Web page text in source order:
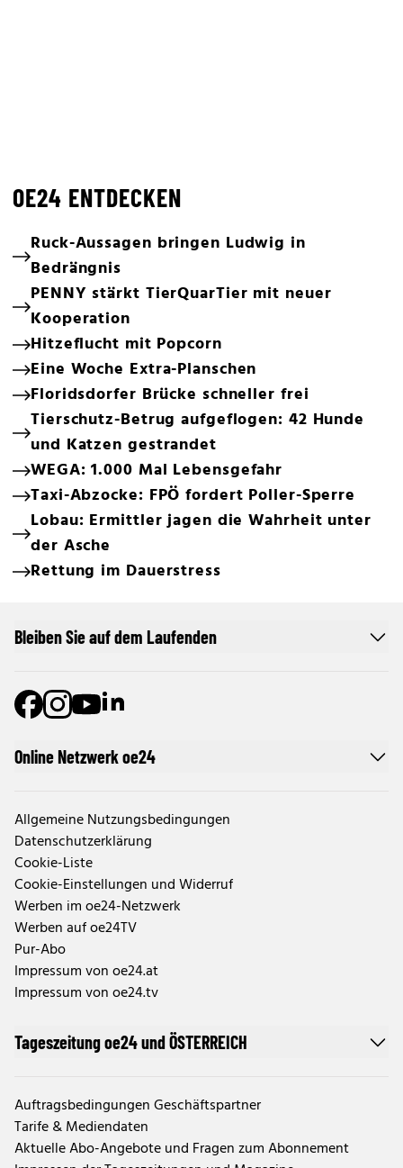
OE24 ENTDECKEN
Ruck-Aussagen bringen Ludwig in
Bedrängnis
PENNY stärkt TierQuarTier mit neuer
Kooperation
Hitzeflucht mit Popcorn
Eine Woche Extra-Planschen
Floridsdorfer Brücke schneller frei
Tierschutz-Betrug aufgeflogen: 42 Hunde
und Katzen gestrandet
WEGA: 1.000 Mal Lebensgefahr
Taxi-Abzocke: FPÖ fordert Poller-Sperre
Lobau: Ermittler jagen die Wahrheit unter
der Asche
Rettung im Dauerstress
Online Netzwerk oe24
Allgemeine Nutzungsbedingungen
Datenschutzerklärung
Cookie-Liste
Cookie-Einstellungen und Widerruf
Werben im oe24-Netzwerk
Werben auf oe24TV
Pur-Abo
Impressum von oe24.at
Impressum von oe24.tv
Tageszeitung oe24 und ÖSTERREICH
Auftragsbedingungen Geschäftspartner
Tarife & Mediendaten
Aktuelle Abo-Angebote und Fragen zum Abonnement
Bleiben Sie auf dem Laufenden